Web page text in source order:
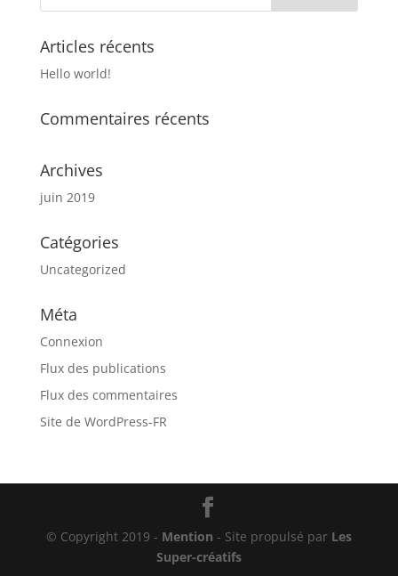
Articles récents
Hello world!
Commentaires récents
Archives
juin 2019
Catégories
Uncategorized
Méta
Connexion
Flux des publications
Flux des commentaires
Site de WordPress-FR
© Copyright 2019 - Mention - Site propulsé par Les
Super-créatifs